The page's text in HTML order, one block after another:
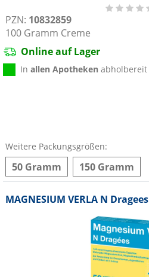
PZN: 10832859
100 Gramm Creme
Online auf Lager
Inallen Apotheken abholbereit
Weitere Packungsgrößen:
50 Gramm 150 Gramm
MAGNESIUM VERLA N Dragees